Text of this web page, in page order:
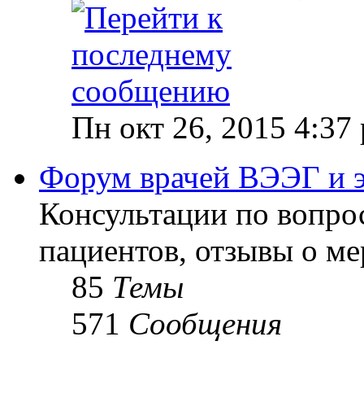
Пн окт 26, 2015 4:37
Форум врачей ВЭЭГ и
Консультации по
пациентов, отзывы о
85 Темы
571 Сообщения